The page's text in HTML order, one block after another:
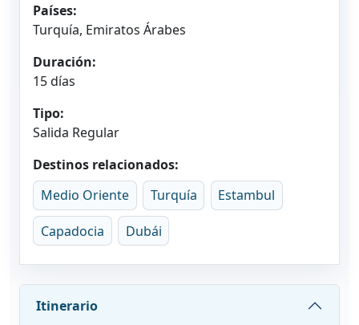
Países:
Turquía, Emiratos Árabes
Duración:
15 días
Tipo:
Salida Regular
Destinos relacionados:
Medio Oriente
Turquía Estambul
Capadocia Dubái
Itinerario